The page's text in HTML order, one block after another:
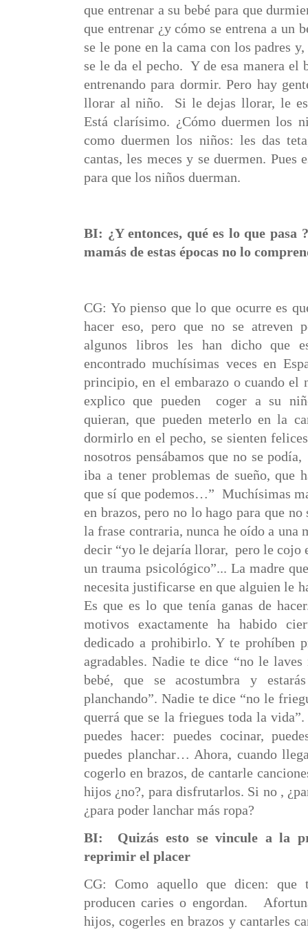
que entrenar a su bebé para que
que entrenar ¿y cómo se entrena a un
se le pone en la cama con los padres
se le da el pecho. Y de esa manera el
entrenando para dormir. Pero hay
llorar al niño.
Si le dejas llorar, le
Está clarísimo. ¿Cómo duermen los
como duermen los niños: les das
cantas, les meces y se duermen. Pues
para que los niños duerman.
BI: ¿Y entonces, qué es lo que pasa
mamás de estas épocas no lo
CG: Yo pienso que lo que ocurre es
hacer eso, pero que no se atreven
algunos libros les han dicho que
encontrado muchísimas veces en
principio, en el embarazo o cuando el
explico que pueden
coger a su
quieran, que pueden meterlo en la
dormirlo en el pecho, se sienten
nosotros pensábamos que no se podía,
iba a tener problemas de sueño, que
que sí que podemos…” Muchísimas
en brazos, pero no lo hago para que
la frase contraria, nunca he oído a una
decir “yo le dejaría llorar, pero le cojo
un trauma psicológico”... La madre
necesita justificarse en que alguien le
Es que es lo que tenía ganas de
motivos exactamente ha habido
dedicado a prohibirlo. Y te prohíben
agradables. Nadie te dice “no le
bebé, que se acostumbra y
planchando”. Nadie te dice “no le
querrá que se la friegues toda la vida”.
puedes hacer: puedes cocinar,
puedes planchar… Ahora, cuando
cogerlo en brazos, de cantarle
hijos ¿no?, para disfrutarlos. Si no ,
¿para poder lanchar más ropa?
BI:
Quizás esto se vincule a la
reprimir el placer
CG: Como aquello que dicen: que
producen caries o engordan.
hijos, cogerles en brazos y cantarles